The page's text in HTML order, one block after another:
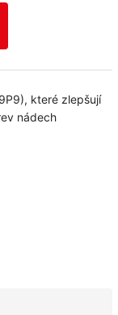
které zlepšují
nádech